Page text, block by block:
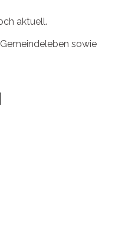
aktuell.
sowie